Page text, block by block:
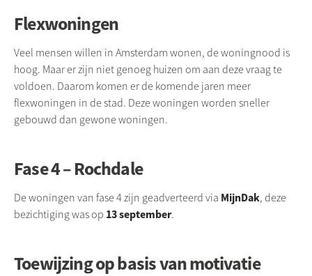
Flexwoningen
Veel mensen willen in Amsterdam wonen, de woningnood is
hoog. Maar er zijn niet genoeg huizen om aan deze vraag te
voldoen. Daarom komen er de komende jaren meer
flexwoningen in de stad. Deze woningen worden sneller
gebouwd dan gewone woningen.
Fase 4 – Rochdale
De woningen van fase 4 zijn geadverteerd via MijnDak, deze
bezichtiging was op 13 september.
Toewijzing op basis van motivatie